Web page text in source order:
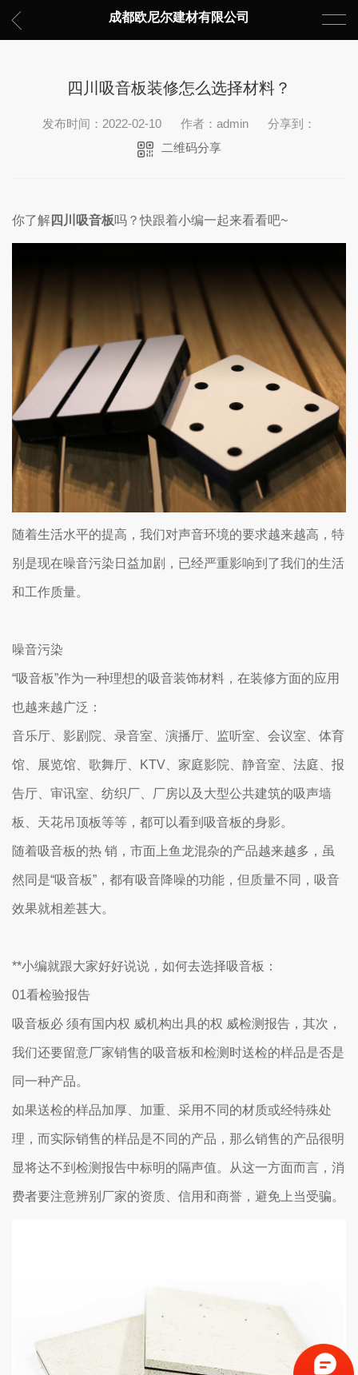
成都欧尼尔建材有限公司
四川吸音板装修怎么选择材料？
发布时间：2022-02-10 作者：admin
分享到：
二维码分享
你了解四川吸音板吗？快跟着小编一起来看看吧~
随着生活水平的提高，我们对声音环境的要求越来越高，特
别是现在噪音污染日益加剧，已经严重影响到了我们的生活
和工作质量。
噪音污染
“吸音板”作为一种理想的吸音装饰材料，在装修方面的应用
也越来越广泛：
音乐厅、影剧院、录音室、演播厅、监听室、会议室、体育
馆、展览馆、歌舞厅、KTV、家庭影院、静音室、法庭、报
告厅、审讯室、纺织厂、厂房以及大型公共建筑的吸声墙
板、天花吊顶板等等，都可以看到吸音板的身影。
随着吸音板的热 销，市面上鱼龙混杂的产品越来越多，虽
然同是“吸音板”，都有吸音降噪的功能，但质量不同，吸音
效果就相差甚大。
**小编就跟大家好好说说，如何去选择吸音板：
01看检验报告
吸音板必 须有国内权 威机构出具的权 威检测报告，其次，
我们还要留意厂家销售的吸音板和检测时送检的样品是否是
同一种产品。
如果送检的样品加厚、加重、采用不同的材质或经特殊处
理，而实际销售的样品是不同的产品，那么销售的产品很明
显将达不到检测报告中标明的隔声值。从这一方面而言，消
费者要注意辨别厂家的资质、信用和商誉，避免上当受骗。